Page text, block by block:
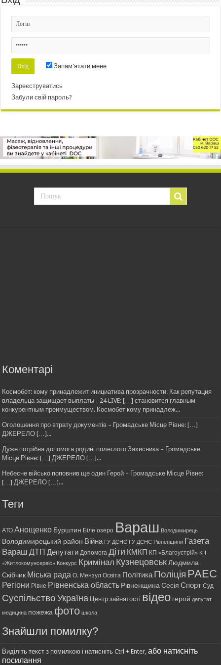
Запам'ятати мене
Зареєструватись
Забули свій пароль?
Коментарі
Космобет: кому принадлежит инициатива прозрачности. Как репутация
владельца защищает выплаты - 24 LIVE: […] становится главным
конкурентным преимуществом. Космобет кому принадлеж...
Оголошення про втрату документів – Громадське Місце Рівне: […]
ДЖЕРЕЛО […]...
Дуже потрібна допомога родині полеглого Захисника – Громадське
Місце Рівне: […] ДЖЕРЕЛО […]...
Небесне військо поповнив ще один Герой – Громадське Місце Рівне:
[…] ДЖЕРЕЛО […]...
Теги
АТО Анощенко Бурштин Біле озеро Вараш Володимирець
Володимирецький район Війна ГУ ДСНС ГУ ДСНС Рівненщини Газета
Вараш ДТП Депутати Допомога Діти КМКП КП «Благоустрій» КП
«Житлокомунсервіс» Конкурс Кримінал Кузнецовськ Людмила
Скібчик Міська рада О. Мензул Освіта ПолітикаПоліція РАЕС
Регіони Рівне Рівненська область Рівненщина Сесія Спорт Суд
Суспільство Україна Центр зайнятості відео герой депутат
медицина пожежа фото школа
Знайшли помилку?
Виділіть текст з помилкою і натисніть Ctrl + Enter,або натисніть
посилання